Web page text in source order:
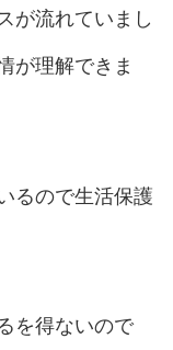
が流れていまし
が理解できま
るので生活保護
を得ないので